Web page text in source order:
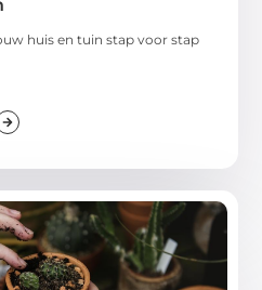
huis en tuin stap voor stap